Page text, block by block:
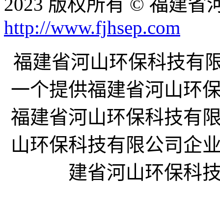
http://www.fjhsep.com
福建省河山环保科技有
一个提供福建省河山环
福建省河山环保科技有
山环保科技有限公司企
建省河山环保科